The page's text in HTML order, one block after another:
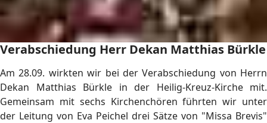
Verabschiedung Herr Dekan Matthias Bürkle
Am 28.09. wirkten wir bei der Verabschiedung von Herrn
Dekan Matthias Bürkle in der Heilig-Kreuz-Kirche mit.
Gemeinsam mit sechs Kirchenchören führten wir unter
der Leitung von Eva Peichel drei Sätze von "Missa Brevis"